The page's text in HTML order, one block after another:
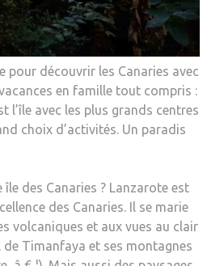
pour découvrir les Canaries avec
en famille tout compris :
l’île avec les plus grands centres
choix d’activités. Un paradis
île des Canaries ? Lanzarote est
des Canaries. Il se marie
volcaniques et aux vues au clair
de Timanfaya et ses montagnes